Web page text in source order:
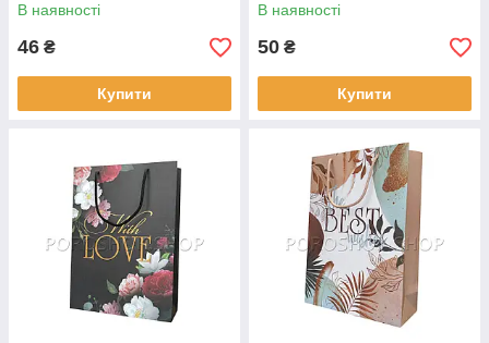
В наявності
46 ₴
Купити
В наявності
50 ₴
Купити